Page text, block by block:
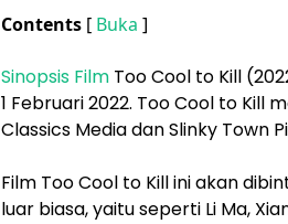
Contents [ Buka ]
Sinopsis Film Too Cool to Kill
1 Februari 2022. Too Cool to Kill
Classics Media dan Slinky Town
Film Too Cool to Kill ini akan
luar biasa, yaitu seperti Li Ma,